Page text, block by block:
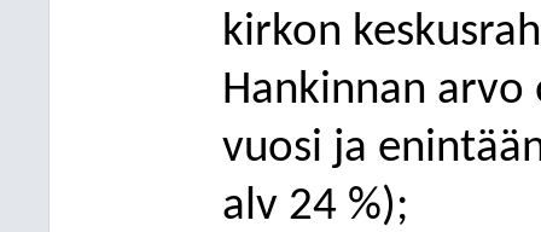
kirkon
Hankinnan
vuosi ja
alv 24 %);